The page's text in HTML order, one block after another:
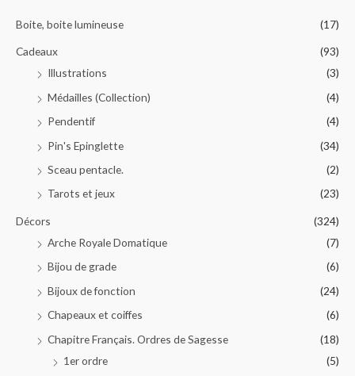
Boite, boite lumineuse (17)
Cadeaux
(93)
Illustrations
(3)
Médailles (Collection)
(4)
Pendentif
(4)
Pin's Epinglette
(34)
Sceau pentacle.
(2)
Tarots et jeux
(23)
Décors
(324)
Arche Royale Domatique
(7)
Bijou de grade
(6)
Bijoux de fonction
(24)
Chapeaux et coiffes
(6)
Chapitre Français. Ordres de Sagesse
(18)
1er ordre
(5)